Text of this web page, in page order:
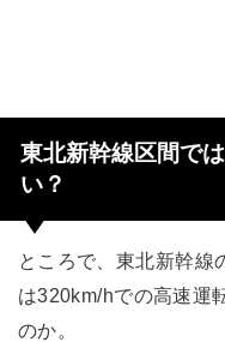
東北新幹線区間で
い？
ところで、東北新幹線
は320km/hでの高速運
のか。